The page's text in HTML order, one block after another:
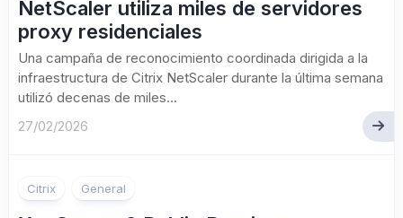
NetScaler utiliza miles de servidores
proxy residenciales
Una campaña de reconocimiento coordinada dirigida a la
infraestructura de Citrix NetScaler durante la última semana
utilizó decenas de miles...
27/02/2026
Citrix General